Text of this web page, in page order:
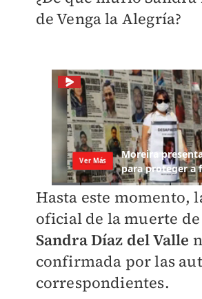
de Venga la Alegría?
Hasta este momento,
oficial de la muerte
Sandra Díaz del Valle
confirmada por las
correspondientes.